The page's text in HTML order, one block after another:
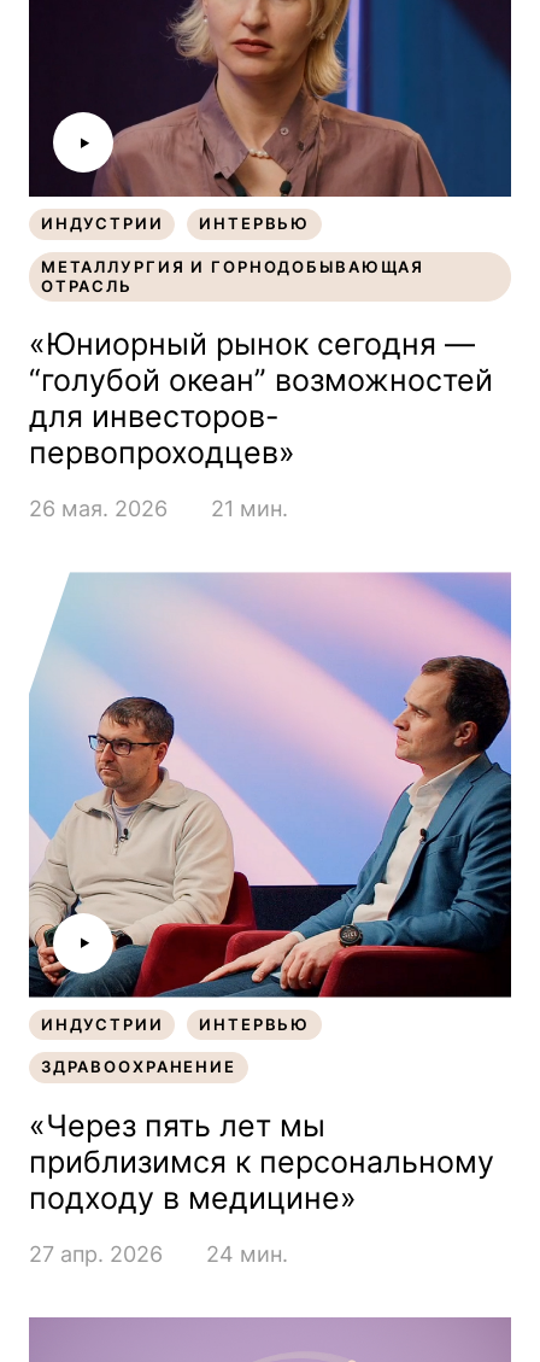
ИНДУСТРИИ
ИНДУСТРИИ
ИНТЕРВЬЮ
ИНТЕРВЬЮ
ОТРАСЛЬ
МЕТАЛЛУРГИЯ И ГОРНОДОБЫВАЮЩАЯ
ОТРАСЛЬ
«Юниорный рынок сегодня —
“голубой океан” возможностей
для инвесторов-
первопроходцев»
26 мая. 2026 21 мин.
ИНДУСТРИИ
ИНДУСТРИИ
ИНТЕРВЬЮ
ИНТЕРВЬЮ
ЗДРАВООХРАНЕНИЕ
«Через пять лет мы
приблизимся к персональному
подходу в медицине»
27 апр. 2026 24 мин.